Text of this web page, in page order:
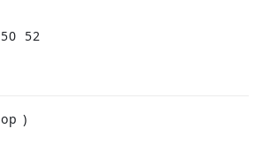
50 52
(Мультиколор )